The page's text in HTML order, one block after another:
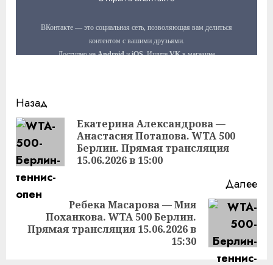
Продолжить
чтение
Назад
Екатерина Александрова —
Анастасия Потапова. WTA 500
Берлин. Прямая трансляция
15.06.2026 в 15:00
Далее
Следующая
запись:
Ребека Масарова — Мия
Поханкова. WTA 500 Берлин.
Прямая трансляция 15.06.2026 в
15:30